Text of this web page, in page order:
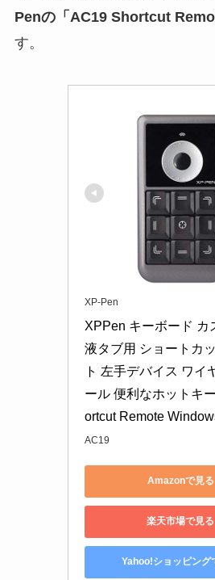
Penの「AC19 Shortcut
す。
XP-Pen
XPPen キーボード カ
液タブ用 ショートカ
ト 左手デバイス ワイ
ール 便利なホットキ
ortcut Remote
AC19
Amazonで見る
楽天市場で見る
Yahoo!ショッピング